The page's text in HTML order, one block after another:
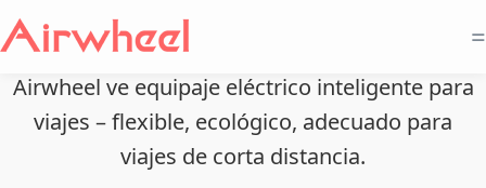
=
Airwheel ve equipaje eléctrico inteligente para
viajes – flexible, ecológico, adecuado para
viajes de corta distancia.